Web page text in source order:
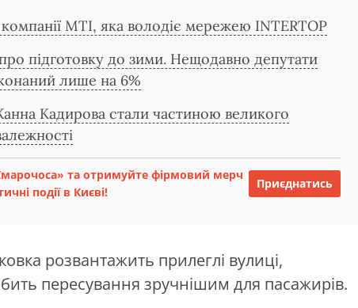
MTI, яка володіє мережею INTERTOP
про підготовку до зими. Нещодавно депутати
лише на 6%
Кадирова стали частиною великого
та отримуйте фірмовий мерч
події в Києві!
Приєднатись
розвантажить прилеглі вулиці,
пересування зручнішим для пасажирів.